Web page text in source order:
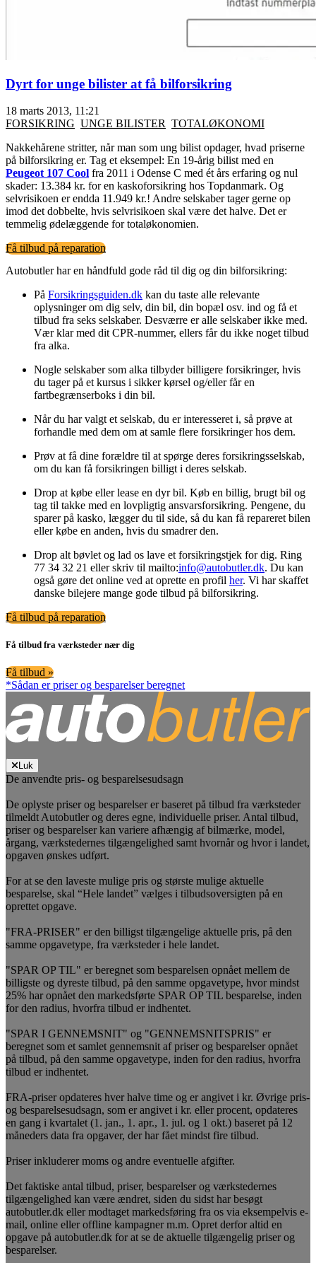
Dyrt for unge bilister at få bilforsikring
18 marts 2013, 11:21
FORSIKRING UNGE BILISTER TOTALØKONOMI
Nakkehårene stritter, når man som ung bilist opdager, hvad priserne
på bilforsikring er. Tag et eksempel: En 19-årig bilist med en
Peugeot 107 Cool fra 2011 i Odense C med ét års erfaring og nul
skader: 13.384 kr. for en kaskoforsikring hos Topdanmark. Og
selvrisikoen er endda 11.949 kr.! Andre selskaber tager gerne op
imod det dobbelte, hvis selvrisikoen skal være det halve. Det er
temmelig ødelæggende for totaløkonomien.
Få tilbud på reparation
Autobutler har en håndfuld gode råd til dig og din bilforsikring:
På Forsikringsguiden.dk kan du taste alle relevante
oplysninger om dig selv, din bil, din bopæl osv. ind og få et
tilbud fra seks selskaber. Desværre er alle selskaber ikke med.
Vær klar med dit CPR-nummer, ellers får du ikke noget tilbud
fra alka.
Nogle selskaber som alka tilbyder billigere forsikringer, hvis
du tager på et kursus i sikker kørsel og/eller får en
fartbegrænserboks i din bil.
Når du har valgt et selskab, du er interesseret i, så prøve at
forhandle med dem om at samle flere forsikringer hos dem.
Prøv at få dine forældre til at spørge deres forsikringsselskab,
om du kan få forsikringen billigt i deres selskab.
Drop at købe eller lease en dyr bil. Køb en billig, brugt bil og
tag til takke med en lovpligtig ansvarsforsikring. Pengene, du
sparer på kasko, lægger du til side, så du kan få repareret bilen
eller købe en anden, hvis du smadrer den.
Drop alt bøvlet og lad os lave et forsikringstjek for dig. Ring
77 34 32 21 eller skriv til mailto:info@autobutler.dk. Du kan
også gøre det online ved at oprette en profil her. Vi har skaffet
danske bilejere mange gode tilbud på bilforsikring.
Få tilbud på reparation
Få tilbud fra værksteder nær dig
Få tilbud »
*Sådan er priser og besparelser beregnet
Luk
De anvendte pris- og besparelsesudsagn
De oplyste priser og besparelser er baseret på tilbud fra værksteder
tilmeldt Autobutler og deres egne, individuelle priser. Antal tilbud,
priser og besparelser kan variere afhængig af bilmærke, model,
årgang, værkstedernes tilgængelighed samt hvornår og hvor i landet,
opgaven ønskes udført.
For at se den laveste mulige pris og største mulige aktuelle
besparelse, skal “Hele landet” vælges i tilbudsoversigten på en
oprettet opgave.
"FRA-PRISER" er den billigst tilgængelige aktuelle pris, på den
samme opgavetype, fra værksteder i hele landet.
"SPAR OP TIL" er beregnet som besparelsen opnået mellem de
billigste og dyreste tilbud, på den samme opgavetype, hvor mindst
25% har opnået den markedsførte SPAR OP TIL besparelse, inden
for den radius, hvorfra tilbud er indhentet.
"SPAR I GENNEMSNIT" og "GENNEMSNITSPRIS" er
beregnet som et samlet gennemsnit af priser og besparelser opnået
på tilbud, på den samme opgavetype, inden for den radius, hvorfra
tilbud er indhentet.
FRA-priser opdateres hver halve time og er angivet i kr. Øvrige pris-
og besparelsesudsagn, som er angivet i kr. eller procent, opdateres
en gang i kvartalet (1. jan., 1. apr., 1. jul. og 1 okt.) baseret på 12
måneders data fra opgaver, der har fået mindst fire tilbud.
Priser inkluderer moms og andre eventuelle afgifter.
Det faktiske antal tilbud, priser, besparelser og værkstedernes
tilgængelighed kan være ændret, siden du sidst har besøgt
autobutler.dk eller modtaget markedsføring fra os via eksempelvis e-
mail, online eller offline kampagner m.m. Opret derfor altid en
opgave på autobutler.dk for at se de aktuelle tilgængelig priser og
besparelser.